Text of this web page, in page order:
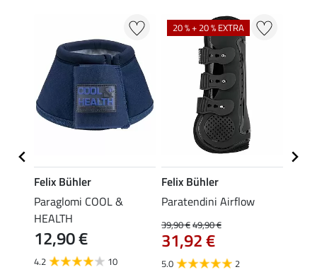
Felix Bühler
Paraglomi COOL &
HEALTH
12,90 €
4.2 10
20 % + 20 % EXTRA
Felix Bühler
Paratendini Airflow
39,90 €49,90 €
31,92 €
5.0 2